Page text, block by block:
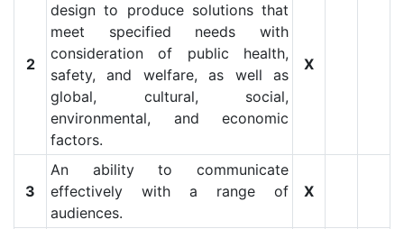
2
design to produce solutions that
meet specified needs with
consideration of public health,
safety, and welfare, as well as
global, cultural, social,
environmental, and economic
factors.
X
3
An ability to communicate
effectively with a range of
audiences.
X